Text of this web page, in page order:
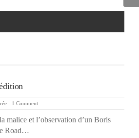
- 1 Comment
malice et l’observation d’un Boris
Road…